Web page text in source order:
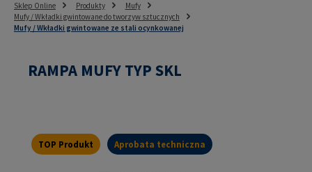
Sklep Online Produkty
Mufy
Mufy / Wkładki gwintowane do tworzyw sztucznych
Mufy / Wkładki gwintowane ze stali ocynkowanej
RAMPA MUFY TYP SKL
TOP Produkt Aprobata techniczna